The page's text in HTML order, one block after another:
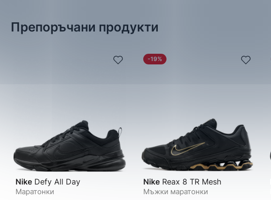
Препоръчани продукти
Nike Defy All Day
Маратонки
-19%
Nike Reax 8 TR Mesh
Мъжки маратонки